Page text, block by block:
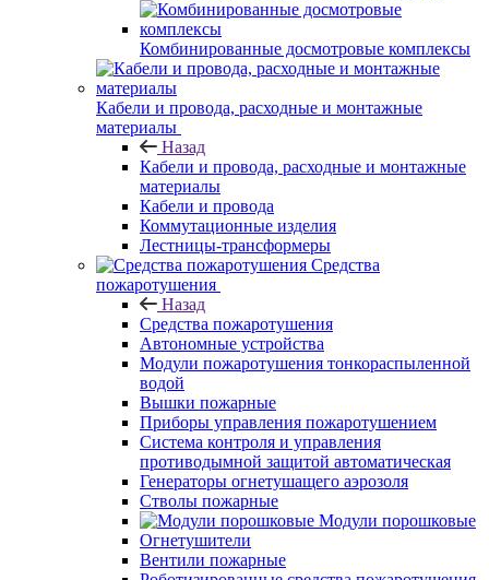
Комбинированные досмотровые комплексы
Кабели и провода, расходные и монтажные
материалы
Назад
Кабели и провода, расходные и монтажные
материалы
Кабели и провода
Коммутационные изделия
Лестницы-трансформеры
Средства
пожаротушения
Назад
Средства пожаротушения
Автономные устройства
Модули пожаротушения тонкораспыленной
водой
Вышки пожарные
Приборы управления пожаротушением
Система контроля и управления
противодымной защитой автоматическая
Генераторы огнетушащего аэрозоля
Стволы пожарные
Модули порошковые
Огнетушители
Вентили пожарные